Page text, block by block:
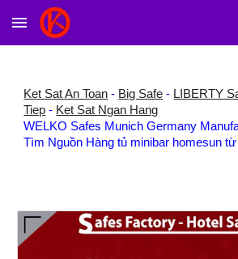
Skip to main content
Ket Sat An Toan - Big Safe - LIBERTY
Tiep - Ket Sat Ngan Hang
WELKO Safes Munich Germany
Tìm Nguồn Hàng tủ minibar homesun